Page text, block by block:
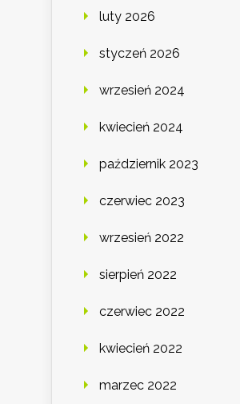
luty 2026
styczeń 2026
wrzesień 2024
kwiecień 2024
październik 2023
czerwiec 2023
wrzesień 2022
sierpień 2022
czerwiec 2022
kwiecień 2022
marzec 2022